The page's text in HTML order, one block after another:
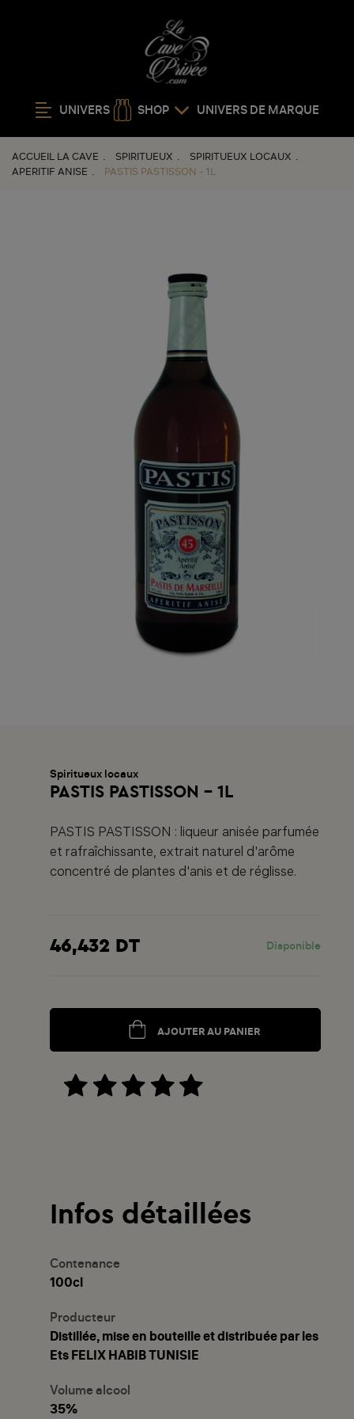
UNIVERS SHOP UNIVERS DE MARQUE
ACCUEIL LA CAVE SPIRITUEUX
SPIRITUEUX LOCAUX
APERITIF ANISE
PASTIS PASTISSON - 1L
Spiritueux locaux
PASTIS PASTISSON - 1L
PASTIS PASTISSON : liqueur anisée parfumée
et rafraîchissante, extrait naturel d'arôme
concentré de plantes d'anis et de réglisse.
46,432 DT Disponible
AJOUTER AU PANIER
Infos détaillées
Contenance
100cl
Producteur
Distillée, mise en bouteille et distribuée par les
Ets FELIX HABIB TUNISIE
Volume alcool
35%